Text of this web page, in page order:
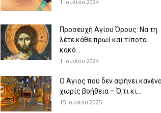
1 Ιουλίου 2024
Προσευχή Αγίου Όρους: Να τη
λέτε κάθε πρωί και τίποτα
κακό...
1 Ιουνίου 2024
Ο Άγιος που δεν αφήνει
χωρίς βοήθεια – Ό,τι κι...
15 Ιουνίου 2025